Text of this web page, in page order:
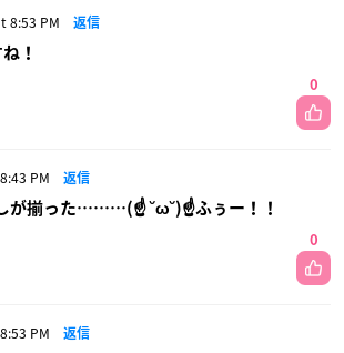
8:53 PM 返信
！
0
PM 返信
が揃った………(☝ ˘ω˘)☝ふぅー！！
0
PM 返信